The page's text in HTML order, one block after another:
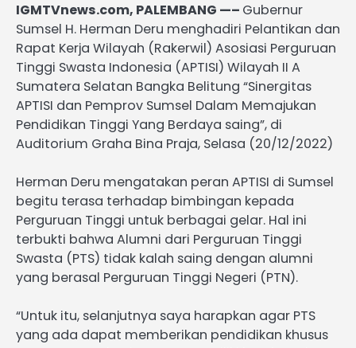
IGMTVnews.com, PALEMBANG —– Gubernur
Sumsel H. Herman Deru menghadiri Pelantikan dan
Rapat Kerja Wilayah (Rakerwil) Asosiasi Perguruan
Tinggi Swasta Indonesia (APTISI) Wilayah II A
Sumatera Selatan Bangka Belitung “Sinergitas
APTISI dan Pemprov Sumsel Dalam Memajukan
Pendidikan Tinggi Yang Berdaya saing”, di
Auditorium Graha Bina Praja, Selasa (20/12/2022)
Herman Deru mengatakan peran APTISI di Sumsel
begitu terasa terhadap bimbingan kepada
Perguruan Tinggi untuk berbagai gelar. Hal ini
terbukti bahwa Alumni dari Perguruan Tinggi
Swasta (PTS) tidak kalah saing dengan alumni
yang berasal Perguruan Tinggi Negeri (PTN).
“Untuk itu, selanjutnya saya harapkan agar PTS
yang ada dapat memberikan pendidikan khusus